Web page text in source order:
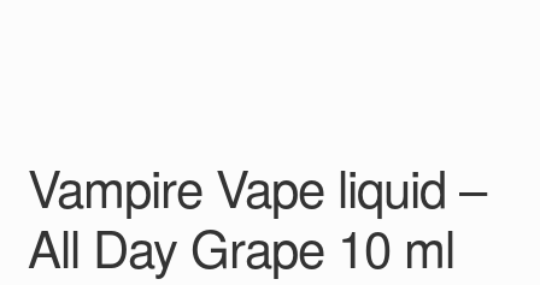
Vampire Vape liquid –
All Day Grape 10 ml